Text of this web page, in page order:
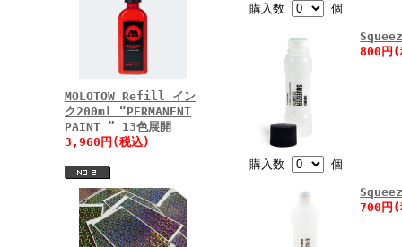
MOLOTOW Refill イン
ク200ml “PERMANENT
PAINT ” 13色展開
3,960円(税込)
購入数
個
購入数 個
800円
700円